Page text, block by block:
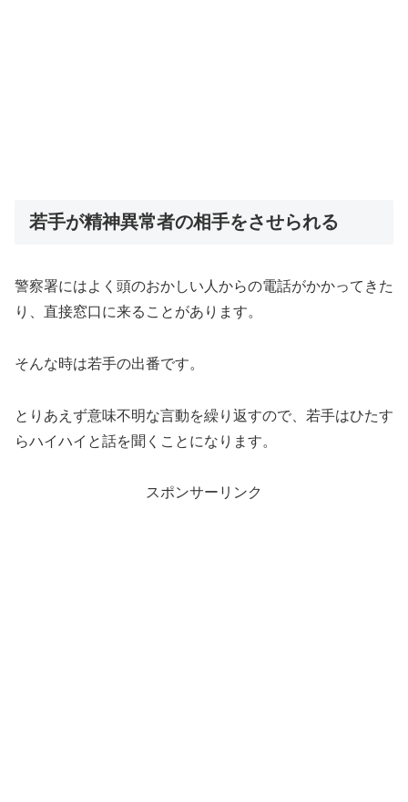
若手が精神異常者の相手をさせられる
警察署にはよく頭のおかしい人からの電話がかかってきた
り、直接窓口に来ることがあります。
そんな時は若手の出番です。
とりあえず意味不明な言動を繰り返すので、若手はひたす
らハイハイと話を聞くことになります。
スポンサーリンク